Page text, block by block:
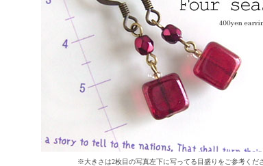
※大きさは2枚目の写真左下に写ってる目盛りをご参考くだ